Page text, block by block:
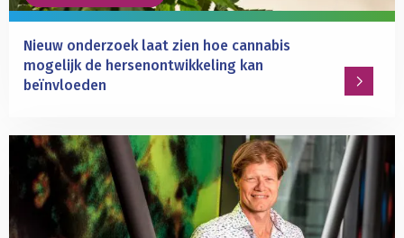
Nieuw onderzoek laat zien hoe cannabis
mogelijk de hersenontwikkeling kan
beïnvloeden
meer
over
Nieuw
onderzoek